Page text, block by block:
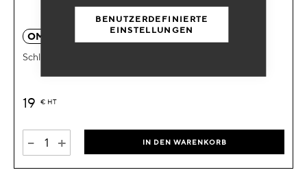
BENUTZERDEFINIERTE
EINSTELLUNGEN
OM 9267
Schlüssel für Kraftstofffilter Ø108mm 46 Pans 3/8".
19 € HT
- + IN DEN WARENKORB